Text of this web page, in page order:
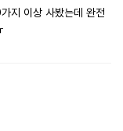
지 이상 사봤는데 완전